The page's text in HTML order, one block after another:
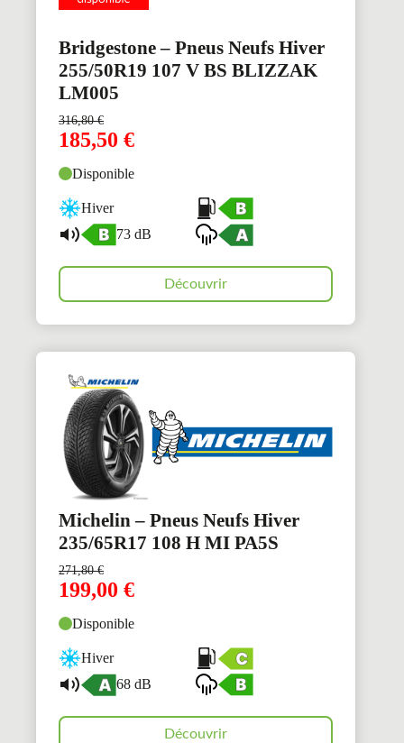
Bridgestone – Pneus Neufs Hiver
255/50R19 107 V BS BLIZZAK
LM005
316,80€
185,50 €
Disponible
Hiver
73 dB
Découvrir
Michelin – Pneus Neufs Hiver
235/65R17 108 H MI PA5S
271,80€
199,00 €
Disponible
Hiver
68 dB
Découvrir